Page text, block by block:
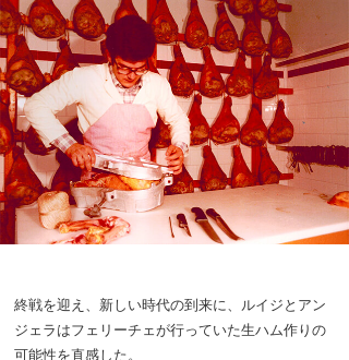
終戦を迎え、新しい時代の到来に、ルイジとアン
ジェラはフェリーチェが行っていた生ハム作りの
可能性を直感した。